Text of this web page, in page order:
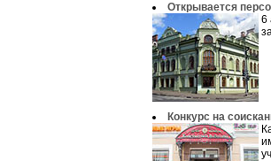
Открывается
6
Конкурс на